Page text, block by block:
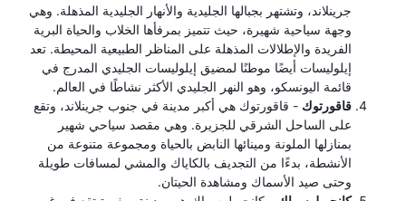
جرينلاند، وتشتهر بجبالها الجليدية والأنهار الجليدية المذهلة. وهي
وجهة سياحية شهيرة، حيث تتميز بمرفأها الخلاب والحياة البرية
الفريدة والإطلالات المذهلة على المناظر الطبيعية المحيطة. تعد
إيلوليسات أيضًا موطنًا لمضيق إيلوليسات الجليدي المدرج في
قائمة اليونسكو، وهو النهر الجليدي الأكثر نشاطًا في العالم.
قاقورتوك - قاقورتوك ​​هي أكبر مدينة في جنوب جرينلاند، وتقع
على الساحل الشرقي للجزيرة. وهي مقصد سياحي شهير
بمنازلها الملونة ومينائها النابض بالحياة ومجموعة متنوعة من
الأنشطة، بدءًا من التجديف بالكاياك والمشي لمسافات طويلة
وحتى صيد الأسماك ومشاهدة الحيتان.